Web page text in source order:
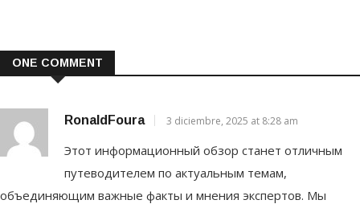
ONE COMMENT
RonaldFoura 3 diciembre, 2025 at 8:28 am
Этот информационный обзор станет отличным
путеводителем по актуальным темам,
объединяющим важные факты и мнения экспертов. Мы